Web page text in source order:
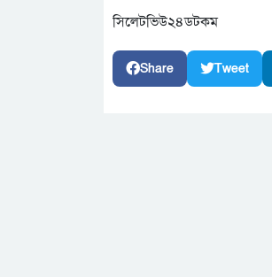
সিলেটভিউ২৪ডটকম
Share Tweet